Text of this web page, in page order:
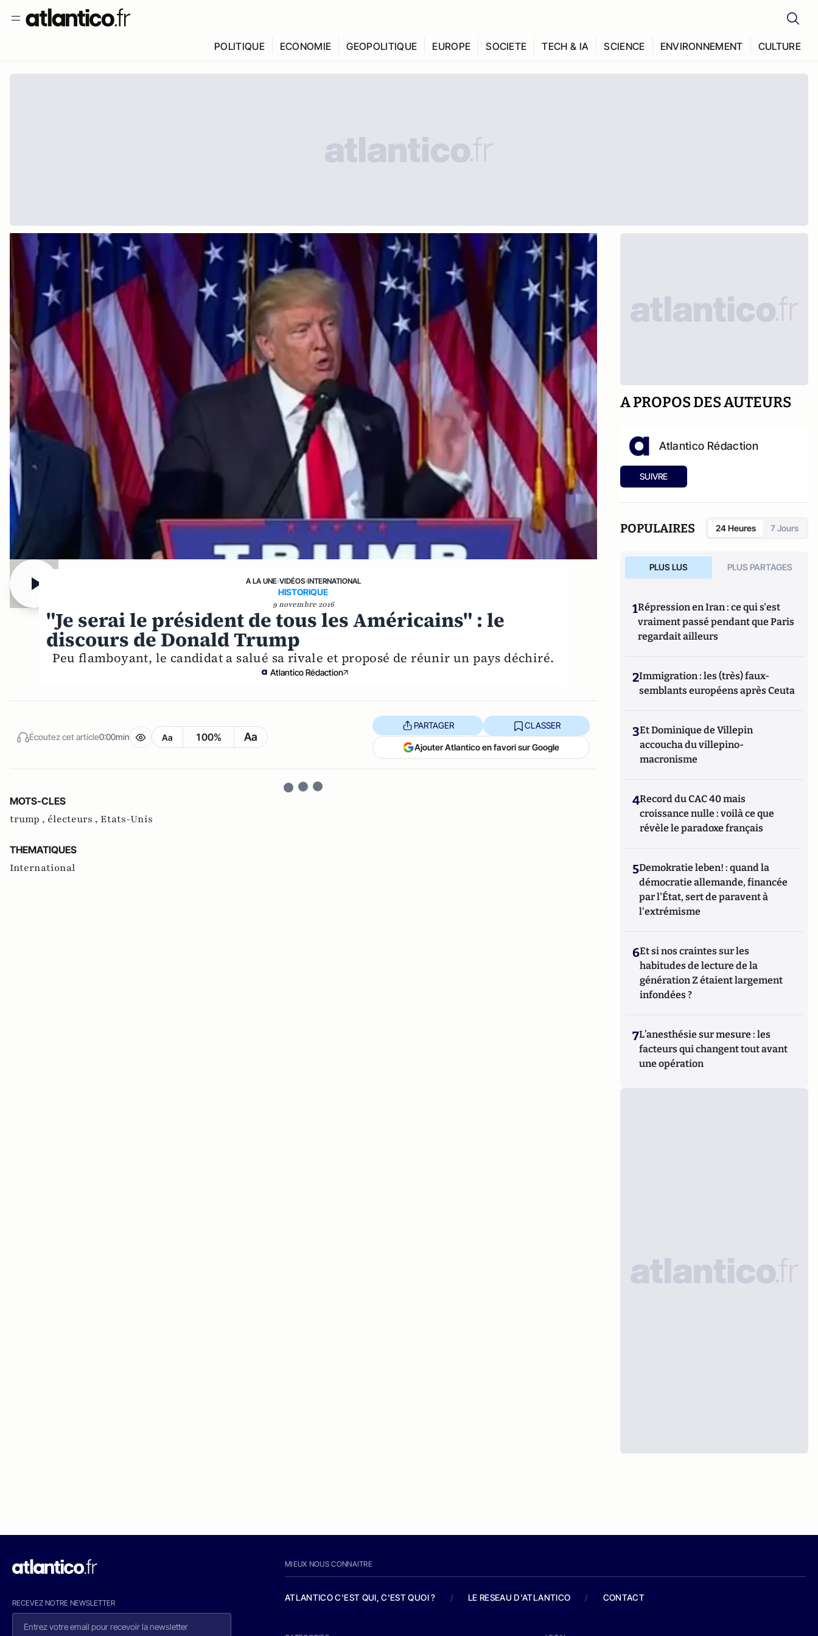
POLITIQUE ECONOMIE GEOPOLITIQUE EUROPE SOCIETE TECH & IA SCIENCE ENVIRONNEMENT CULTURE
A LA UNE›VIDÉOS›INTERNATIONAL
HISTORIQUE
9 novembre 2016
"Je serai le président de tous les Américains" : le
discours de Donald Trump
Peu flamboyant, le candidat a salué sa rivale et proposé de réunir un pays déchiré.
Atlantico Rédaction
Écoutez cet article0:00min Aa 100% Aa
PARTAGER CLASSER
Ajouter Atlantico en favori sur Google
MOTS-CLES
trump , électeurs , Etats-Unis
THEMATIQUES
International
A PROPOS DES AUTEURS
Atlantico Rédaction
SUIVRE
POPULAIRES 24 Heures 7 Jours
PLUS LUS PLUS PARTAGES
1Répression en Iran : ce qui s'est
vraiment passé pendant que Paris
regardait ailleurs
2Immigration : les (très) faux-
semblants européens après Ceuta
3Et Dominique de Villepin
accoucha du villepino-
macronisme
4Record du CAC 40 mais
croissance nulle : voilà ce que
révèle le paradoxe français
5Demokratie leben! : quand la
démocratie allemande, financée
par l'État, sert de paravent à
l'extrémisme
6Et si nos craintes sur les
habitudes de lecture de la
génération Z étaient largement
infondées ?
7L’anesthésie sur mesure : les
facteurs qui changent tout avant
une opération
RECEVEZ NOTRE NEWSLETTER
MIEUX NOUS CONNAITRE
ATLANTICO C'EST QUI, C'EST QUOI ? / LE RESEAU D'ATLANTICO / CONTACT